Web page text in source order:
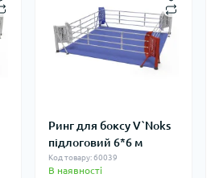
Ринг для боксу V`Noks
підлоговий 6*6 м
Код товару: 60039
В наявності